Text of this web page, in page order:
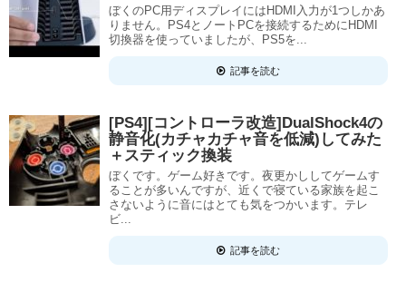
ぼくのPC用ディスプレイにはHDMI入力が1つしかあ
りません。PS4とノートPCを接続するためにHDMI
切換器を使っていましたが、PS5を...
記事を読む
[PS4][コントローラ改造]DualShock4の
静音化(カチャカチャ音を低減)してみた
＋スティック換装
ぼくです。ゲーム好きです。夜更かししてゲームす
ることが多いんですが、近くで寝ている家族を起こ
さないように音にはとても気をつかいます。テレ
ビ...
記事を読む